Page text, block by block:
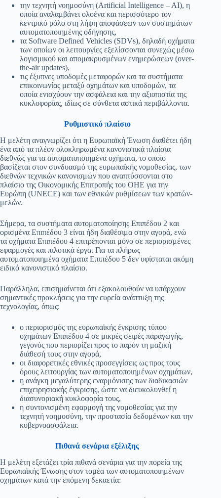
την τεχνητή νοημοσύνη (Artificial Intelligence – AI), η
οποία αναλαμβάνει ολοένα και περισσότερο τον
κεντρικό ρόλο στη λήψη αποφάσεων των συστημάτων
αυτοματοποιημένης οδήγησης,
τα Software Defined Vehicles (SDVs), δηλαδή οχήματα
των οποίων οι λειτουργίες εξελίσσονται συνεχώς μέσω
λογισμικού και απομακρυσμένων ενημερώσεων (over-
the-air updates),
τις έξυπνες υποδομές μεταφορών και τα συστήματα
επικοινωνίας μεταξύ οχημάτων και υποδομών, τα
οποία ενισχύουν την ασφάλεια και την αξιοπιστία της
κυκλοφορίας, ιδίως σε σύνθετα αστικά περιβάλλοντα.
Ρυθμιστικό πλαίσιο
Η μελέτη αναγνωρίζει ότι η Ευρωπαϊκή Ένωση διαθέτει ήδη
ένα από τα πλέον ολοκληρωμένα κανονιστικά πλαίσια
διεθνώς για τα αυτοματοποιημένα οχήματα, το οποίο
βασίζεται στον συνδυασμό της ευρωπαϊκής νομοθεσίας, των
διεθνών τεχνικών κανονισμών που αναπτύσσονται στο
πλαίσιο της Οικονομικής Επιτροπής του ΟΗΕ για την
Ευρώπη (UNECE) και των εθνικών ρυθμίσεων των κρατών-
μελών.
Σήμερα, τα συστήματα αυτοματοποίησης Επιπέδου 2 και
ορισμένα Επιπέδου 3 είναι ήδη διαθέσιμα στην αγορά, ενώ
τα οχήματα Επιπέδου 4 επιτρέπονται μόνο σε περιορισμένες
εφαρμογές και πιλοτικά έργα. Για τα πλήρως
αυτοματοποιημένα οχήματα Επιπέδου 5 δεν υφίσταται ακόμη
ειδικό κανονιστικό πλαίσιο.
Παράλληλα, επισημαίνεται ότι εξακολουθούν να υπάρχουν
σημαντικές προκλήσεις για την ευρεία ανάπτυξη της
τεχνολογίας, όπως:
ο περιορισμός της ευρωπαϊκής έγκρισης τύπου
οχημάτων Επιπέδου 4 σε μικρές σειρές παραγωγής,
γεγονός που περιορίζει προς το παρόν τη μαζική
διάθεσή τους στην αγορά,
οι διαφορετικές εθνικές προσεγγίσεις ως προς τους
όρους λειτουργίας των αυτοματοποιημένων οχημάτων,
η ανάγκη μεγαλύτερης εναρμόνισης των διαδικασιών
επιχειρησιακής έγκρισης, ώστε να διευκολυνθεί η
διασυνοριακή κυκλοφορία τους,
η συντονισμένη εφαρμογή της νομοθεσίας για την
τεχνητή νοημοσύνη, την προστασία δεδομένων και την
κυβερνοασφάλεια.
Πιθανά σενάρια εξέλιξης
Η μελέτη εξετάζει τρία πιθανά σενάρια για την πορεία της
Ευρωπαϊκής Ένωσης στον τομέα των αυτοματοποιημένων
οχημάτων κατά την επόμενη δεκαετία: